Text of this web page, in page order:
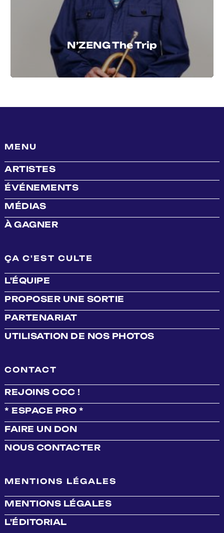
N’ZENG The Trip
MENU
ARTISTES
ÉVÉNEMENTS
MÉDIAS
À GAGNER
ÇA C'EST CULTE
L'ÉQUIPE
PROPOSER UNE SORTIE
PARTENARIAT
UTILISATION DE NOS PHOTOS
CONTACT
REJOINS CCC !
* ESPACE PRO *
FAIRE UN DON
NOUS CONTACTER
MENTIONS LÉGALES
MENTIONS LÉGALES
L'ÉDITORIAL